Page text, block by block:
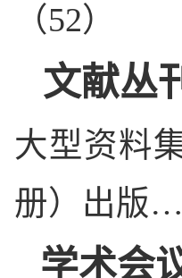
（52）
文献丛
大型资料
册）出
学术会